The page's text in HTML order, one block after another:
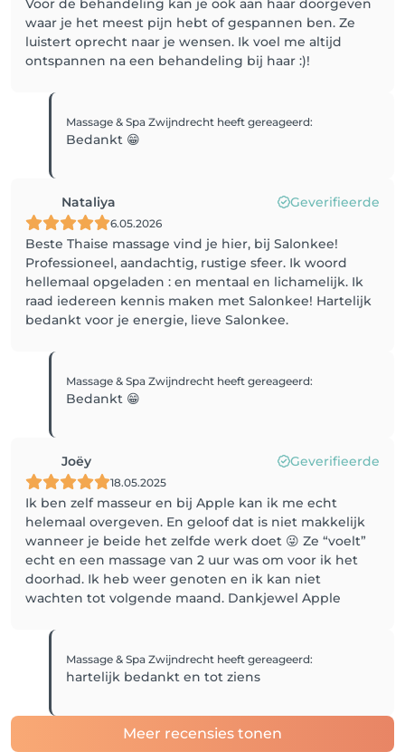
Voor de behandeling kan je ook aan haar doorgeven
waar je het meest pijn hebt of gespannen ben. Ze
luistert oprecht naar je wensen. Ik voel me altijd
ontspannen na een behandeling bij haar :)!
Massage & Spa Zwijndrecht heeft gereageerd:
Bedankt 😁
Nataliya Geverifieerde
6.05.2026
Beste Thaise massage vind je hier, bij Salonkee!
Professioneel, aandachtig, rustige sfeer. Ik woord
hellemaal opgeladen : en mentaal en lichamelijk. Ik
raad iedereen kennis maken met Salonkee! Hartelijk
bedankt voor je energie, lieve Salonkee.
Massage & Spa Zwijndrecht heeft gereageerd:
Bedankt 😁
Joëy Geverifieerde
18.05.2025
Ik ben zelf masseur en bij Apple kan ik me echt
helemaal overgeven. En geloof dat is niet makkelijk
wanneer je beide het zelfde werk doet 😜 Ze “voelt”
echt en een massage van 2 uur was om voor ik het
doorhad. Ik heb weer genoten en ik kan niet
wachten tot volgende maand. Dankjewel Apple
Massage & Spa Zwijndrecht heeft gereageerd:
hartelijk bedankt en tot ziens
Meer recensies tonen